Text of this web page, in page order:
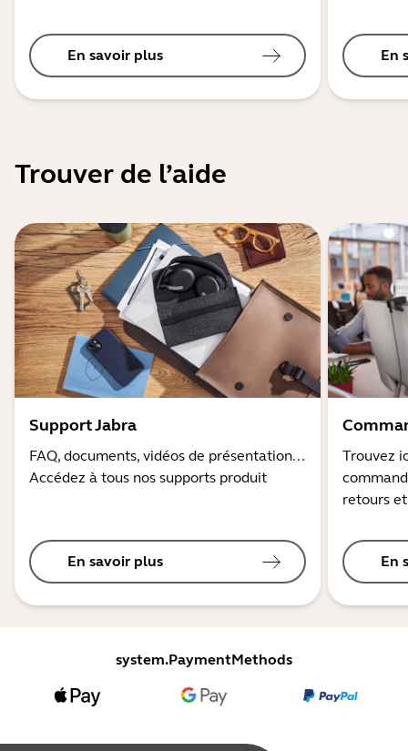
En savoir plus En
Trouver de l’aide
Support Jabra
FAQ, documents, vidéos de présentation...
Accédez à tous nos supports produit
En savoir plus
Trouvez
retours
En
system.PaymentMethods